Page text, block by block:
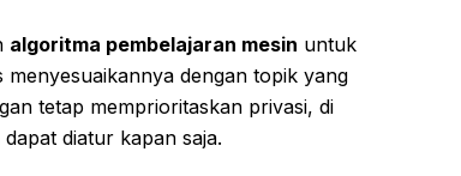
algoritma pembelajaran mesin untuk
dengan topik yang
tetap memprioritaskan privasi, di
diatur kapan saja.